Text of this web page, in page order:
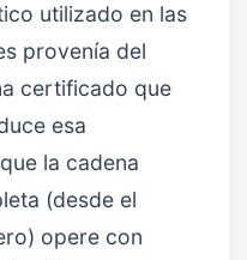
utilizado en las
provenía del
certificado que
esa
la cadena
(desde el
opere con